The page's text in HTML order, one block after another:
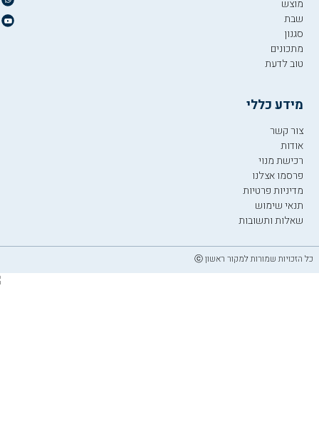
מוצש
שבת
סגנון
מתכונים
טוב לדעת
מידע כללי
צור קשר
אודות
רכישת מנוי
פרסמו אצלנו
מדיניות פרטיות
תנאי שימוש
שאלות ותשובות
כל הזכויות שמורות למקור ראשון ⓒ